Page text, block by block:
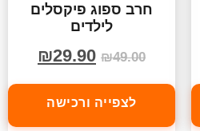
חרב ספוג פיקסלים
לילדים
₪49.00
₪29.90
לצפייה ורכישה